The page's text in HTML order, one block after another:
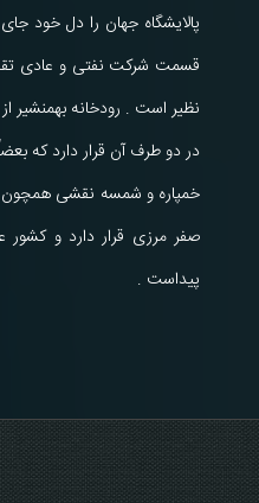
پالایشگاه جهان را دل خود
قسمت شرکت نفتی و عادی
نظیر است . رودخانه بهمنشیر
در دو طرف آن قرار دارد که
خمپاره و شمسه نقشی همچون
صفر مرزی قرار دارد و
پیداست .